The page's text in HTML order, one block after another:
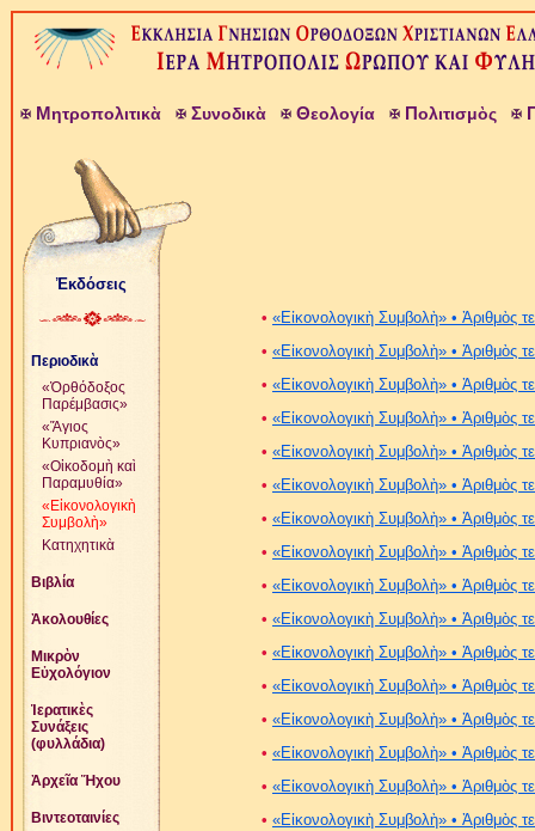
Μητροπολιτικὰ Συνοδικὰ Θεολογία Πολιτισμὸς
Ἐκδόσεις
Περιοδικὰ
«Ὀρθόδοξος
Παρέμβασις»
«Ἅγιος
Κυπριανὸς»
«Οἰκοδομὴ καὶ
Παραμυθία»
«Εἰκονολογικὴ
Συμβολὴ»
Κατηχητικὰ
Βιβλία
Ἀκολουθίες
Μικρὸν
Εὐχολόγιον
Ἱερατικὲς
Συνάξεις
(φυλλάδια)
Ἀρχεῖα Ἤχου
Βιντεοταινίες
• «Εἰκονολογικὴ Συμβολὴ» • Ἀριθμὸς
• «Εἰκονολογικὴ Συμβολὴ» • Ἀριθμὸς
• «Εἰκονολογικὴ Συμβολὴ» • Ἀριθμὸς
• «Εἰκονολογικὴ Συμβολὴ» • Ἀριθμὸς
• «Εἰκονολογικὴ Συμβολὴ» • Ἀριθμὸς
• «Εἰκονολογικὴ Συμβολὴ» • Ἀριθμὸς
• «Εἰκονολογικὴ Συμβολὴ» • Ἀριθμὸς
• «Εἰκονολογικὴ Συμβολὴ» • Ἀριθμὸς
• «Εἰκονολογικὴ Συμβολὴ» • Ἀριθμὸς
• «Εἰκονολογικὴ Συμβολὴ» • Ἀριθμὸς
• «Εἰκονολογικὴ Συμβολὴ» • Ἀριθμὸς
• «Εἰκονολογικὴ Συμβολὴ» • Ἀριθμὸς
• «Εἰκονολογικὴ Συμβολὴ» • Ἀριθμὸς
• «Εἰκονολογικὴ Συμβολὴ» • Ἀριθμὸς
• «Εἰκονολογικὴ Συμβολὴ» • Ἀριθμὸς
• «Εἰκονολογικὴ Συμβολὴ» • Ἀριθμὸς